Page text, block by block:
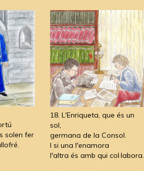
solen fer
18. L'Enriqueta, que és un
sol,
germana de la Consol.
I si una l'enamora
l'altra és amb qui col·labora.